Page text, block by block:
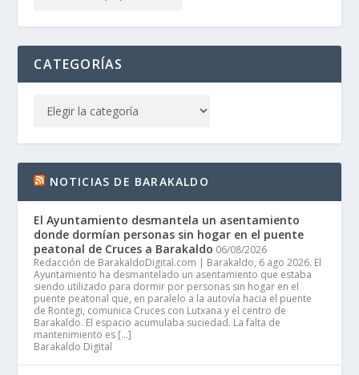
CATEGORÍAS
NOTICIAS DE BARAKALDO
El Ayuntamiento desmantela un asentamiento
donde dormían personas sin hogar en el puente
peatonal de Cruces a Barakaldo 06/08/2026
Redacción de BarakaldoDigital.com | Barakaldo, 6 ago 2026. El
Ayuntamiento ha desmantelado un asentamiento que estaba
siendo utilizado para dormir por personas sin hogar en el
puente peatonal que, en paralelo a la autovía hacia el puente
de Rontegi, comunica Cruces con Lutxana y el centro de
Barakaldo. El espacio acumulaba suciedad. La falta de
mantenimiento es […]
Barakaldo Digital